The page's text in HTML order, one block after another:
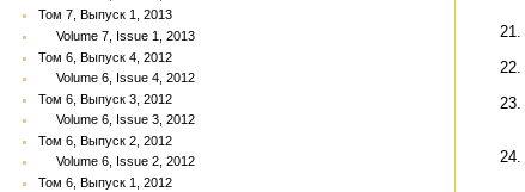
Том 7, Выпуск 1, 2013
Volume 7, Issue 1, 2013
Том 6, Выпуск 4, 2012
Volume 6, Issue 4, 2012
Том 6, Выпуск 3, 2012
Volume 6, Issue 3, 2012
Том 6, Выпуск 2, 2012
Volume 6, Issue 2, 2012
Том 6, Выпуск 1, 2012